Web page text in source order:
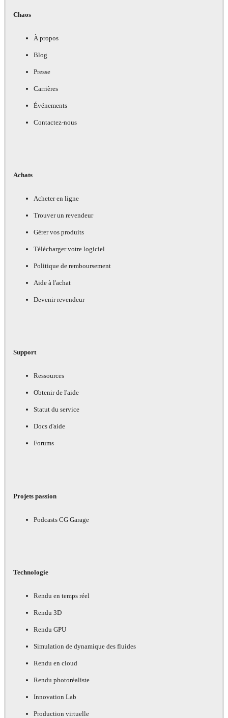
Chaos
À propos
Blog
Presse
Carrières
Événements
Contactez-nous
Achats
Acheter en ligne
Trouver un revendeur
Gérer vos produits
Télécharger votre logiciel
Politique de remboursement
Aide à l'achat
Devenir revendeur
Support
Ressources
Obtenir de l'aide
Statut du service
Docs d'aide
Forums
Projets passion
Podcasts CG Garage
Technologie
Rendu en temps réel
Rendu 3D
Rendu GPU
Simulation de dynamique des fluides
Rendu en cloud
Rendu photoréaliste
Innovation Lab
Production virtuelle